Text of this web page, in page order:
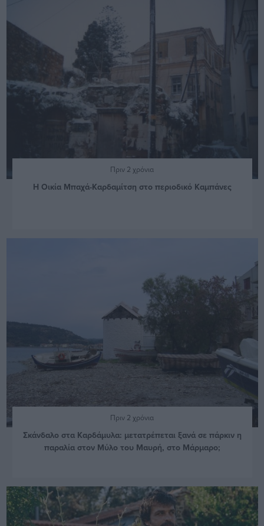
Πριν 2 χρόνια
Η Οικία Μπαχά-Καρδαμίτση στο περιοδικό Καμπάνες
Πριν 2 χρόνια
Σκάνδαλο στα Καρδάμυλα: μετατρέπεται ξανά σε πάρκιν η
παραλία στον Μύλο του Μαυρή, στο Μάρμαρο;